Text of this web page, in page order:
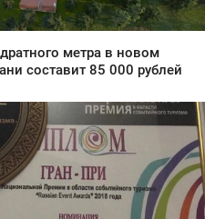
метра в новом
составит 85 000 рублей